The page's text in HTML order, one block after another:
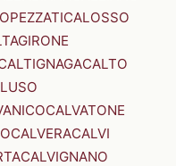
CALOSSO
CALTO
CALVATONE
CALVERACALVI
CALVIGNANO